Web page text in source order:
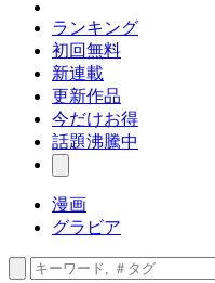
ランキング
初回無料
新連載
更新作品
今だけお得
話題沸騰中
漫画
グラビア